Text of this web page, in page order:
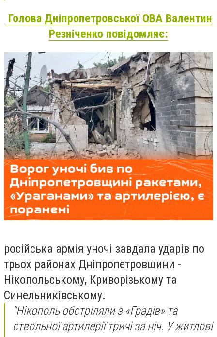
Голова Дніпропетровської ОВА Валентин
Резніченко повідомляє:
російська армія уночі завдала ударів по
трьох районах Дніпропетровщини -
Нікопольському, Криворізькому та
Синельниківському.
"Нікополь обстріляли з «Градів» та
ствольної артилерії тричі за ніч. У житлові